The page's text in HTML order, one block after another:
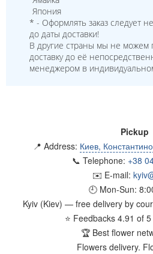
Япония
* - Оформлять заказ следует
до даты доставки!
В другие страны мы не можем
доставку до её
менеджером в
Pickup
📍 Address: Киев,
📞 Telephone: +38
✉️ E-mail:
🕘 Mon-Sun:
Kyiv (Kiev) — free delivery by
⭐ Feedbacks 4.91 of 5
🏆 Best flower
Flowers delivery.